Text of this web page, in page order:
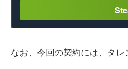
なお、今回の契約には、タレ